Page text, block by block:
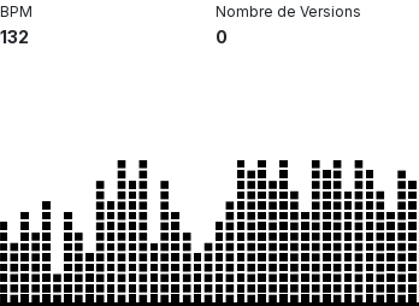
BPM
132
Nombre de Versions
0